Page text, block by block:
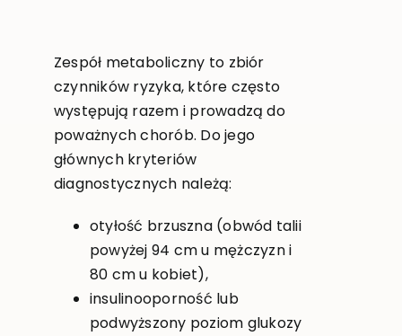
Zespół metaboliczny to zbiór
czynników ryzyka, które często
występują razem i prowadzą do
poważnych chorób. Do jego
głównych kryteriów
diagnostycznych należą:
otyłość brzuszna (obwód talii
powyżej 94 cm u mężczyzn i
80 cm u kobiet),
insulinooporność lub
podwyższony poziom glukozy